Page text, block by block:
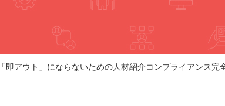
アウト」にならないための人材紹介コンプライアンス完